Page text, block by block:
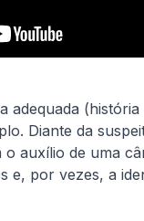
Diante da
auxílio de uma
e, por vezes, a